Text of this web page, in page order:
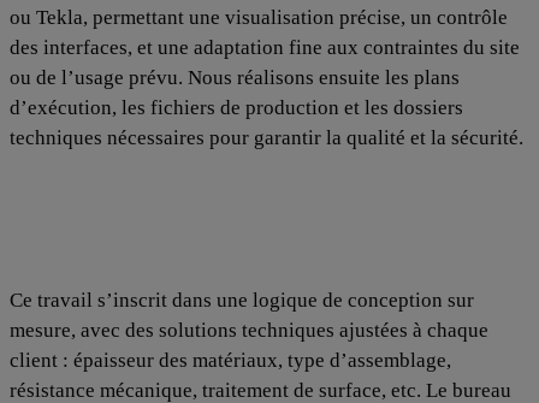
ou Tekla, permettant une visualisation précise, un contrôle
des interfaces, et une adaptation fine aux contraintes du site
ou de l’usage prévu. Nous réalisons ensuite les plans
d’exécution, les fichiers de production et les dossiers
techniques nécessaires pour garantir la qualité et la sécurité.
Ce travail s’inscrit dans une logique de conception sur
mesure, avec des solutions techniques ajustées à chaque
client : épaisseur des matériaux, type d’assemblage,
résistance mécanique, traitement de surface, etc. Le bureau